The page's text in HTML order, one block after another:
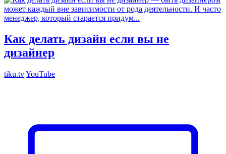
Как делать дизайн если вы не
дизайнер
tiku.tvYouTube